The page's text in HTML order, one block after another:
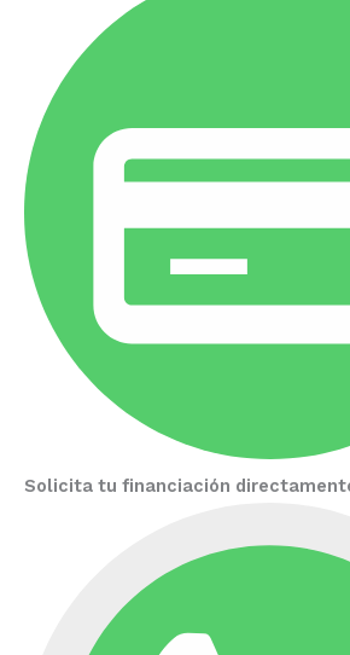
Solicita tu financiación